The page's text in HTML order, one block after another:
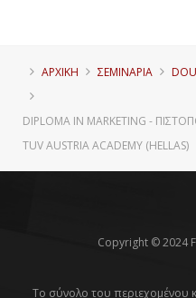
ΑΡΧΙΚΗ ΣΕΜΙΝΑΡΙΑ
DIPLOMA IN MARKETING -
TUV AUSTRIA ACADEMY (HELLAS)
Copyright © 2024
Το σύνολο του περιεχομένου